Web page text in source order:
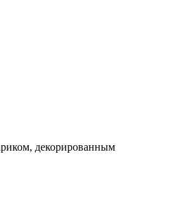
декорированным